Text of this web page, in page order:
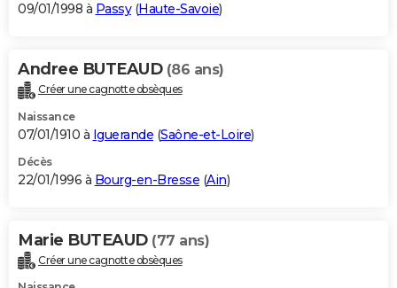
09/01/1998 à Passy(Haute-Savoie)
Andree BUTEAUD (86 ans)
Créer une cagnotte obsèques
Naissance
07/01/1910 à Iguerande (Saône-et-Loire)
Décès
22/01/1996 à Bourg-en-Bresse (Ain)
Marie BUTEAUD (77 ans)
Créer une cagnotte obsèques